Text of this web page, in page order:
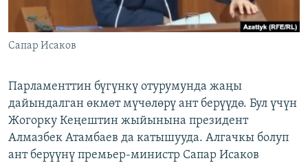
ЭЕ/АРнун бардык сайттары
Сапар Исаков
Парламенттин бүгүнкү отурумунда жаңы
дайындалган өкмөт мүчөлөрү ант берүүдө. Бул үчүн
Жогорку Кеңештин жыйынына президент
Алмазбек Атамбаев да катышууда. Алгачкы болуп
ант берүүнү премьер-министр Сапар Исаков